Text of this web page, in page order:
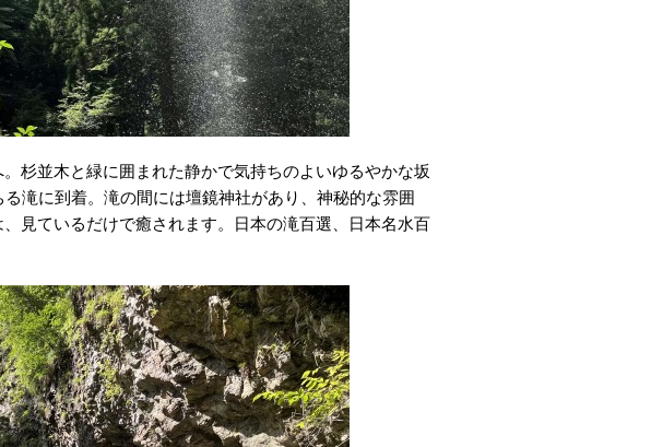
杉並木と緑に囲まれた静かで気持ちのよいゆるやかな坂
滝に到着。滝の間には壇鏡神社があり、神秘的な雰囲
見ているだけで癒されます。日本の滝百選、日本名水百